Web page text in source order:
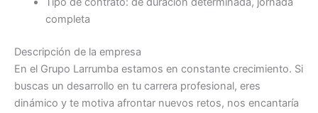
completa
Descripción de la empresa
En el Grupo Larrumba estamos en constante crecimiento. Si
buscas un desarrollo en tu carrera profesional, eres
dinámico y te motiva afrontar nuevos retos, nos encantaría